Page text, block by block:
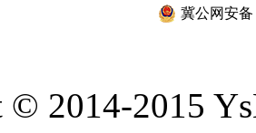
冀公网安备
© 2014-2015